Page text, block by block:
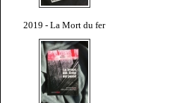
2019 - La Mort du fer